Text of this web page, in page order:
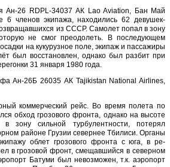
Ан-26 RDPL-34037 АК Lao Aviation, Бан Май
6 членов экипажа, находились 62 девушек-
из СССР. Самолет попал в зону
не смог преодолеть. В последующем
на кукурузное поле, экипаж и пассажиры
был восстановлен, однако был разбит при
31 января 1980 года.
Ан-26Б 26035 АК Tajikistan National Airlines,
коммерческий рейс. Во время полета по
обход грозового фронта, однако на высоте
зону сильной турбулентности, потерял
районе Грузии се­вернее Тбилиси. Органы
облет грозового фронта с юга, в ре­
в грозовой фронт, смещавшийся в северном
Батуми был невозможен, т.к. аэропорт